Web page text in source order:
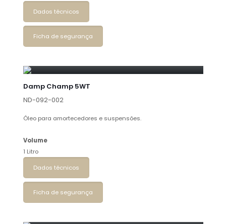
Dados técnicos
Ficha de segurança
Damp Champ 5WT
ND-092-002
Óleo para amortecedores e suspensões.
Volume
1 Litro
Dados técnicos
Ficha de segurança